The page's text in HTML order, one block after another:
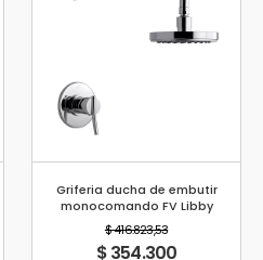
Griferia ducha de embutir
monocomando FV Libby
$ 416.823,53
$ 354.300